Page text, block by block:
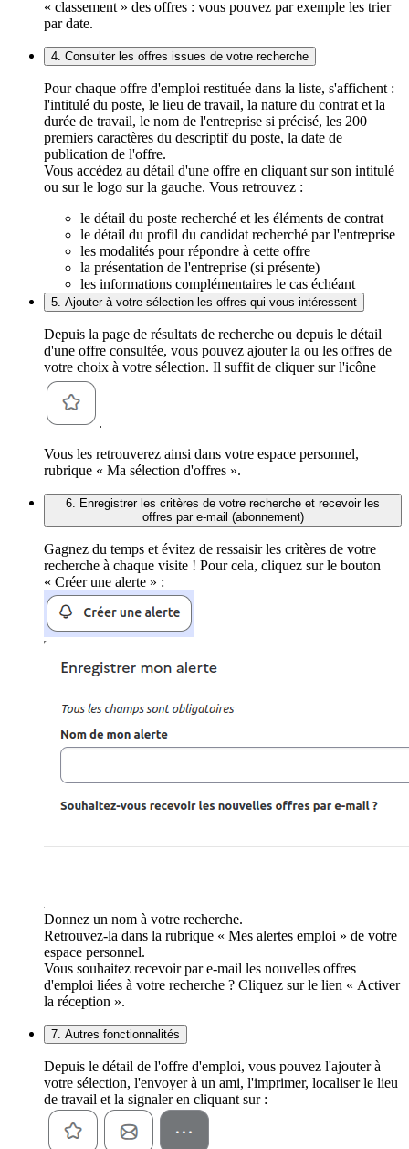
« classement » des offres : vous pouvez par exemple les trier
par date.
4. Consulter les offres issues de votre recherche
Pour chaque offre d'emploi restituée dans la liste, s'affichent :
l'intitulé du poste, le lieu de travail, la nature du contrat et la
durée de travail, le nom de l'entreprise si précisé, les 200
premiers caractères du descriptif du poste, la date de
publication de l'offre.
Vous accédez au détail d'une offre en cliquant sur son intitulé
ou sur le logo sur la gauche. Vous retrouvez :
le détail du poste recherché et les éléments de contrat
le détail du profil du candidat recherché par l'entreprise
les modalités pour répondre à cette offre
la présentation de l'entreprise (si présente)
les informations complémentaires le cas échéant
5. Ajouter à votre sélection les offres qui vous intéressent
Depuis la page de résultats de recherche ou depuis le détail
d'une offre consultée, vous pouvez ajouter la ou les offres de
votre choix à votre sélection. Il suffit de cliquer sur l'icône
.
Vous les retrouverez ainsi dans votre espace personnel,
rubrique « Ma sélection d'offres ».
6. Enregistrer les critères de votre recherche et recevoir les
offres par e-mail (abonnement)
Gagnez du temps et évitez de ressaisir les critères de votre
recherche à chaque visite ! Pour cela, cliquez sur le bouton
« Créer une alerte » :
Donnez un nom à votre recherche.
Retrouvez-la dans la rubrique « Mes alertes emploi » de votre
espace personnel.
Vous souhaitez recevoir par e-mail les nouvelles offres
d'emploi liées à votre recherche ? Cliquez sur le lien « Activer
la réception ».
7. Autres fonctionnalités
Depuis le détail de l'offre d'emploi, vous pouvez l'ajouter à
votre sélection, l'envoyer à un ami, l'imprimer, localiser le lieu
de travail et la signaler en cliquant sur :